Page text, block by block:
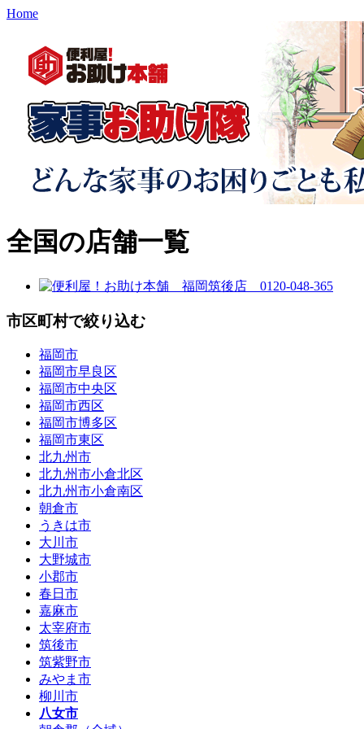
Home
全国の店舗一覧
市区町村で絞り込む
福岡市
福岡市早良区
福岡市中央区
福岡市西区
福岡市博多区
福岡市東区
北九州市
北九州市小倉北区
北九州市小倉南区
朝倉市
うきは市
大川市
大野城市
小郡市
春日市
嘉麻市
太宰府市
筑後市
筑紫野市
みやま市
柳川市
八女市